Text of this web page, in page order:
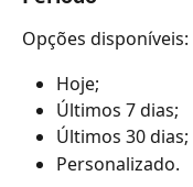
Opções disponíveis:
Hoje;
Últimos 7 dias;
Últimos 30 dias;
Personalizado.